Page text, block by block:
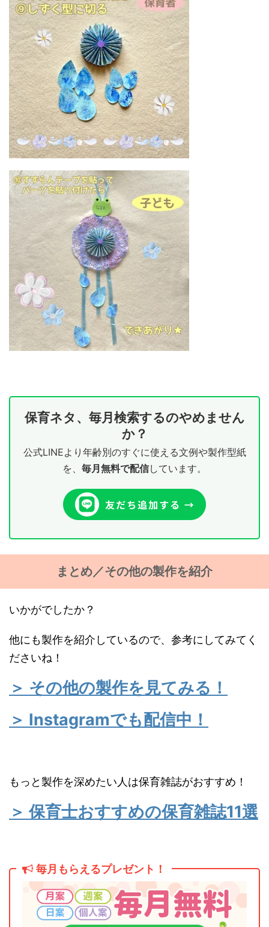
保育ネタ、毎月検索するのやめません
か？
公式LINEより年齢別のすぐに使える文例や製作型紙
を、 毎月無料で配信しています。
まとめ／その他の製作を紹介
いかがでしたか？
他にも製作を紹介しているので、参考にしてみてく
ださいね！
＞ その他の製作を見てみる！
＞ Instagramでも配信中！
もっと製作を深めたい人は保育雑誌がおすすめ！
＞ 保育士おすすめの保育雑誌11選
毎月もらえるプレゼント！